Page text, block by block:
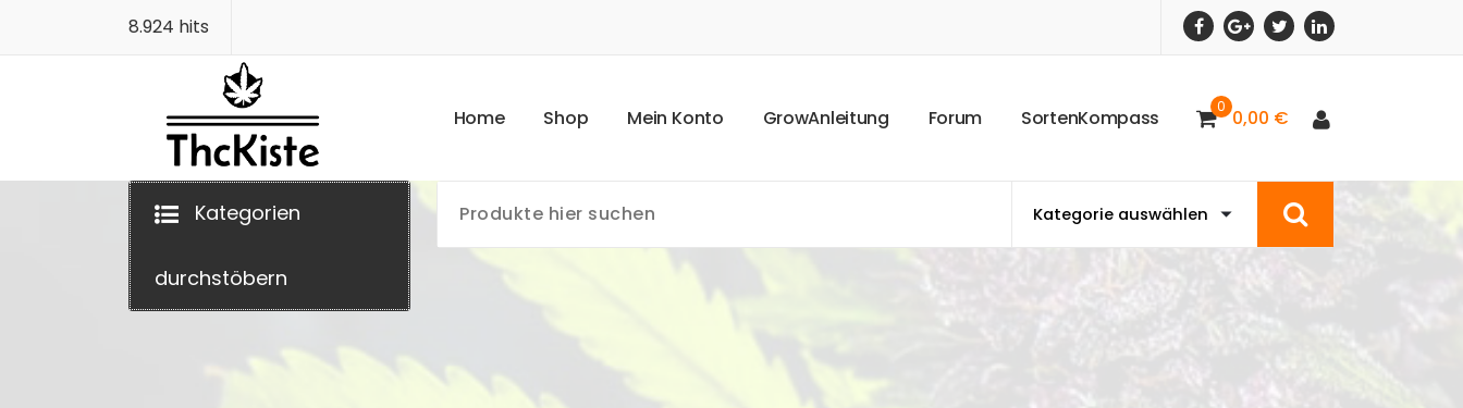
8.924 hits
Finest Quality
Home Shop Mein Konto GrowAnleitung Forum SortenKompass 0 0,00 €
Kategorien
durchstöbern